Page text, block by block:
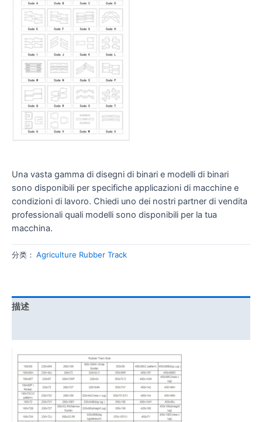
Una vasta gamma di disegni di binari e modelli di binari
sono disponibili per specifiche applicazioni di macchine e
condizioni di lavoro. Chiedi uno dei nostri partner di vendita
professionali quali modelli sono disponibili per la tua
macchina.
分类： Agriculture Rubber Track
描述